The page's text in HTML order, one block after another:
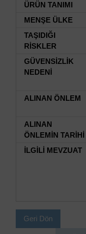
ÜRÜN TANIMI
MENŞE ÜLKE
TAŞIDIĞI
RİSKLER
GÜVENSİZLİK
NEDENİ
ALINAN ÖNLEM
ALINAN
ÖNLEMİN TARİHİ
İLGİLİ MEVZUAT
Geri Dön